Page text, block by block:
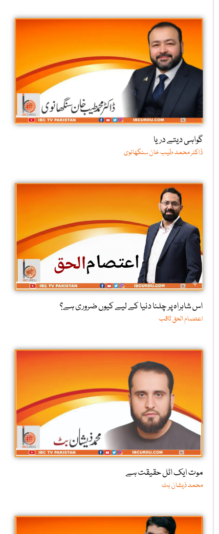
گواہی دیتے دریا
ڈاکٹر محمد طیب خان سنگھانوی
اس شاہراہ پر چلنا دنیا کے لیے کیوں ضروری ہے؟
اعتصام الحق ثاقب
موت ایک اٹل حقیقت ہے
محمد ذیشان بٹ